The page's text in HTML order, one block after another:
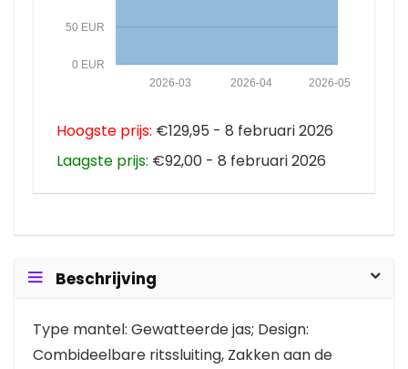
0 EUR
50 EUR
2026-05
2026-04
2026-03
Hoogste prijs: €129,95 - 8 februari 2026
Laagste prijs: €92,00 - 8 februari 2026
Beschrijving
Type mantel: Gewatteerde jas; Design:
Combideelbare ritssluiting, Zakken aan de